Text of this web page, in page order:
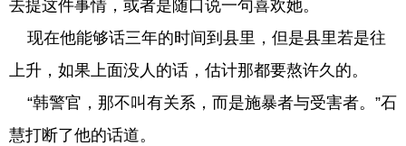
去提这件事情，或者是随口说一句喜欢她。
现在他能够话三年的时间到县里，但是县里若是往
上升，如果上面没人的话，估计那都要熬许久的。
“韩警官，那不叫有关系，而是施暴者与受害者。”石
慧打断了他的话道。